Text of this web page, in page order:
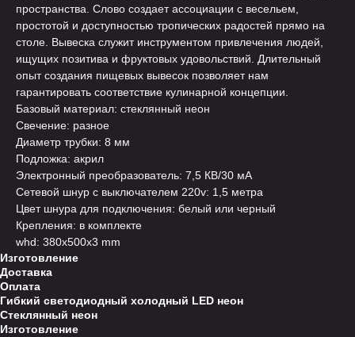
пространства. Слово создает ассоциации с весельем,
простотой и доступностью тропических радостей прямо на
столе. Вывеска служит инструментом привлечения людей,
ищущих позитива и фруктовых удовольствий. Длительный
опыт создания пищевых вывесок позволяет нам
гарантировать соответствие кулинарной концепции.
Базовый материал: стеклянный неон
Свечение: разное
Диаметр трубки: 8 мм
Подложка: акрил
Электронный преобразователь: 7,5 КВ/30 мА
Сетевой шнур с выключателем 220v: 1,5 метра
Цвет шнура для подключения: белый или черный
Крепления: в комплекте
whd: 380x500x3 mm
Изготовление
Доставка
Оплата
Гибкий светодиодный холодный LED неон
Стеклянный неон
Изготовление